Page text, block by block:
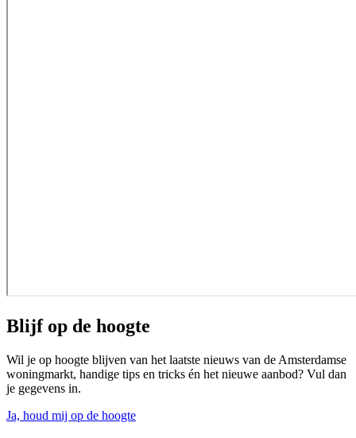
Blijf op de hoogte
Wil je op hoogte blijven van het laatste nieuws van de Amsterdamse
woningmarkt, handige tips en tricks én het nieuwe aanbod? Vul dan
je gegevens in.
Ja, houd mij op de hoogte